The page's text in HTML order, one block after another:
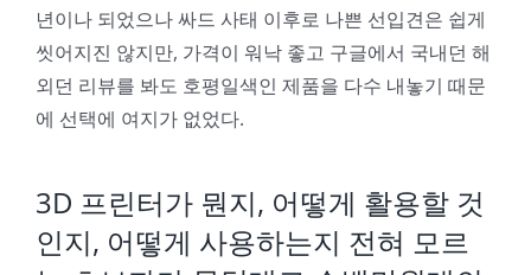
년이나 되었으나 싸드 사태 이후로 나쁜 선입견은 쉽게
씻어지진 않지만, 가격이 워낙 좋고 구글에서 국내던 해
외던 리뷰를 봐도 호평일색인 제품을 다수 내놓기 때문
에 선택에 여지가 없었다.
3D 프린터가 뭔지, 어떻게 활용할 것
인지, 어떻게 사용하는지 전혀 모르